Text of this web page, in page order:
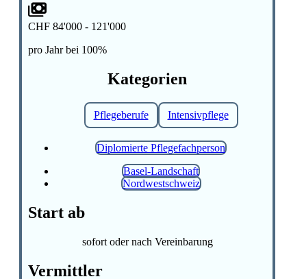
CHF 84'000 - 121'000
pro Jahr bei 100%
Kategorien
Pflegeberufe Intensivpflege
Diplomierte Pflegefachperson
Basel-Landschaft
Nordwestschweiz
Start ab
sofort oder nach Vereinbarung
Vermittler